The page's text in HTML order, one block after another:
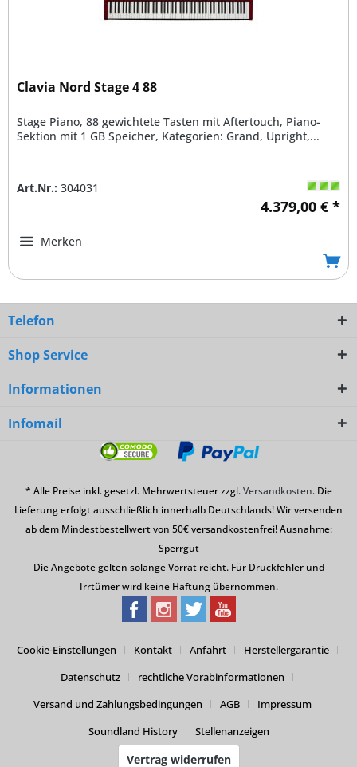
Clavia Nord Stage 4 88
Stage Piano, 88 gewichtete Tasten mit Aftertouch, Piano-
Sektion mit 1 GB Speicher, Kategorien: Grand, Upright,...
Art.Nr.: 304031
4.379,00 € *
Merken
Telefon
Shop Service
Informationen
Infomail
* Alle Preise inkl. gesetzl. Mehrwertsteuer zzgl.Versandkosten. Die
Lieferung erfolgt ausschließlich innerhalb Deutschlands! Wir versenden
ab dem Mindestbestellwert von 50€ versandkostenfrei! Ausnahme:
Sperrgut
Die Angebote gelten solange Vorrat reicht. Für Druckfehler und
Irrtümer wird keine Haftung übernommen.
Cookie-Einstellungen Kontakt Anfahrt
Herstellergarantie
Datenschutz
rechtliche Vorabinformationen
Versand und Zahlungsbedingungen
AGB
Impressum
Soundland History
Stellenanzeigen
Vertrag widerrufen